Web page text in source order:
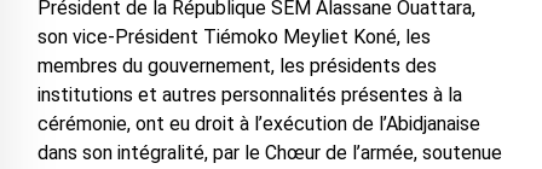
Président de la République SEM Alassane Ouattara,
son vice-Président Tiémoko Meyliet Koné, les
membres du gouvernement, les présidents des
institutions et autres personnalités présentes à la
cérémonie, ont eu droit à l’exécution de l’Abidjanaise
dans son intégralité, par le Chœur de l’armée, soutenue